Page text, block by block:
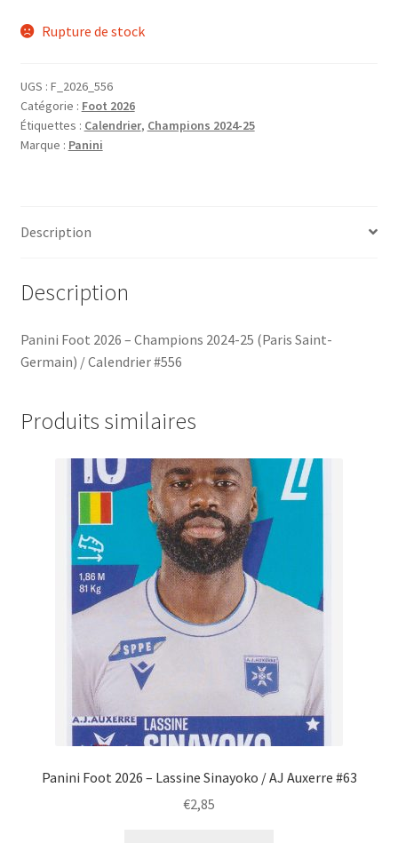
Rupture de stock
UGS : F_2026_556
Catégorie : Foot 2026
Étiquettes : Calendrier, Champions 2024-25
Marque : Panini
Description
Description
Panini Foot 2026 – Champions 2024-25 (Paris Saint-
Germain) / Calendrier #556
Produits similaires
Panini Foot 2026 – Lassine Sinayoko / AJ Auxerre #63
€2,85